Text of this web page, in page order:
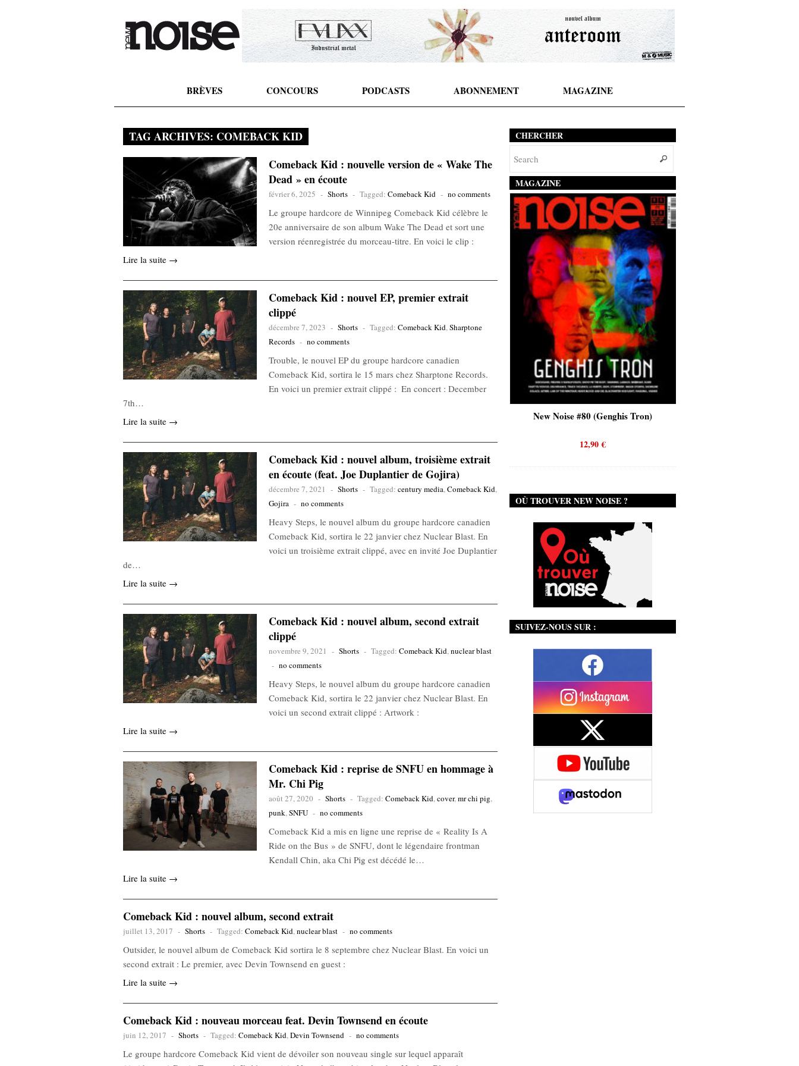
BRÈVES CONCOURS PODCASTS ABONNEMENT MAGAZINE
TAG ARCHIVES: COMEBACK KID
Comeback Kid : nouvelle version de « Wake The
Dead » en écoute
février 6, 2025 - Shorts - Tagged: Comeback Kid - no comments
Le groupe hardcore de Winnipeg Comeback Kid célèbre le
20e anniversaire de son album Wake The Dead et sort une
version réenregistrée du morceau-titre. En voici le clip :
Lire la suite →
Comeback Kid : nouvel EP, premier extrait
clippé
décembre 7, 2023 - Shorts - Tagged: Comeback Kid,Sharptone
Records - no comments
Trouble, le nouvel EP du groupe hardcore canadien
Comeback Kid, sortira le 15 mars chez Sharptone Records.
En voici un premier extrait clippé : En concert : December
7th…
Lire la suite →
Comeback Kid : nouvel album, troisième extrait
en écoute (feat. Joe Duplantier de Gojira)
décembre 7, 2021 - Shorts - Tagged: century media,Comeback Kid,
Gojira - no comments
Heavy Steps, le nouvel album du groupe hardcore canadien
Comeback Kid, sortira le 22 janvier chez Nuclear Blast. En
voici un troisième extrait clippé, avec en invité Joe Duplantier
de…
Lire la suite →
Comeback Kid : nouvel album, second extrait
clippé
novembre 9, 2021 - Shorts - Tagged: Comeback Kid,nuclear blast
- no comments
Heavy Steps, le nouvel album du groupe hardcore canadien
Comeback Kid, sortira le 22 janvier chez Nuclear Blast. En
voici un second extrait clippé : Artwork :
Lire la suite →
Comeback Kid : reprise de SNFU en hommage à
Mr. Chi Pig
août 27, 2020 - Shorts - Tagged: Comeback Kid,cover,mr chi pig,
punk,SNFU - no comments
Comeback Kid a mis en ligne une reprise de « Reality Is A
Ride on the Bus » de SNFU, dont le légendaire frontman
Kendall Chin, aka Chi Pig est décédé le…
Lire la suite →
Comeback Kid : nouvel album, second extrait
juillet 13, 2017 - Shorts - Tagged: Comeback Kid,nuclear blast - no comments
Outsider, le nouvel album de Comeback Kid sortira le 8 septembre chez Nuclear Blast. En voici un
second extrait : Le premier, avec Devin Townsend en guest :
Lire la suite →
Comeback Kid : nouveau morceau feat. Devin Townsend en écoute
juin 12, 2017 - Shorts - Tagged: Comeback Kid,Devin Townsend - no comments
Le groupe hardcore Comeback Kid vient de dévoiler son nouveau single sur lequel apparaît
CHERCHER
MAGAZINE
12,90€
New Noise #80 (Genghis Tron)
12,90€
OÙ TROUVER NEW NOISE ?
SUIVEZ-NOUS SUR :